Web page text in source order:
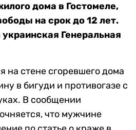
дома в Гостомеле,
на срок до 12 лет.
Генеральная
на стене сгоревшего дома
в бигуди и противогазе с
В сообщении
что мужчине